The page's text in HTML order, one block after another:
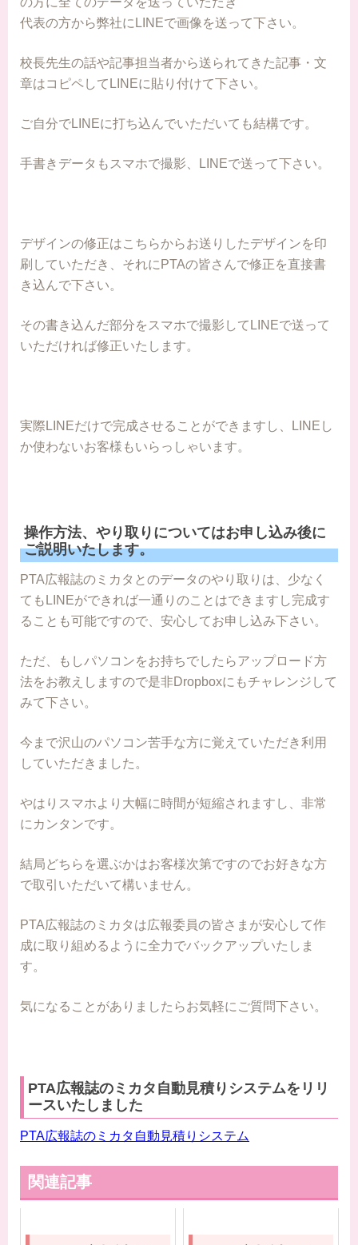
代表の方から弊社にLINEで画像を送って下さい。
校長先生の話や記事担当者から送られてきた記事・文
章はコピペしてLINEに貼り付けて下さい。
ご自分でLINEに打ち込んでいただいても結構です。
手書きデータもスマホで撮影、LINEで送って下さい。
デザインの修正はこちらからお送りしたデザインを印
刷していただき、それにPTAの皆さんで修正を直接書
き込んで下さい。
その書き込んだ部分をスマホで撮影してLINEで送って
いただければ修正いたします。
実際LINEだけで完成させることができますし、LINEし
か使わないお客様もいらっしゃいます。
操作方法、やり取りについてはお申し込み後に
ご説明いたします。
PTA広報誌のミカタとのデータのやり取りは、少なく
てもLINEができれば一通りのことはできますし完成す
ることも可能ですので、安心してお申し込み下さい。
ただ、もしパソコンをお持ちでしたらアップロード方
法をお教えしますので是非Dropboxにもチャレンジして
みて下さい。
今まで沢山のパソコン苦手な方に覚えていただき利用
していただきました。
やはりスマホより大幅に時間が短縮されますし、非常
にカンタンです。
結局どちらを選ぶかはお客様次第ですのでお好きな方
で取引いただいて構いません。
PTA広報誌のミカタは広報委員の皆さまが安心して作
成に取り組めるように全力でバックアップいたしま
す。
気になることがありましたらお気軽にご質問下さい。
PTA広報誌のミカタ自動見積りシステムをリリ
ースいたしました
PTA広報誌のミカタ自動見積りシステム
関連記事